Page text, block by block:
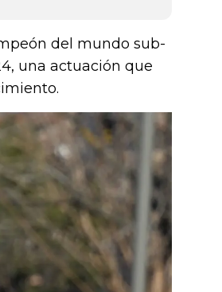
del mundo sub-
una actuación que